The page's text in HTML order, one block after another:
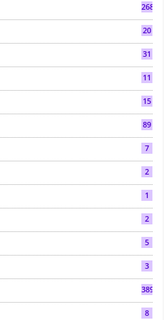
268
20
31
11
15
89
7
2
1
2
5
3
3892
8